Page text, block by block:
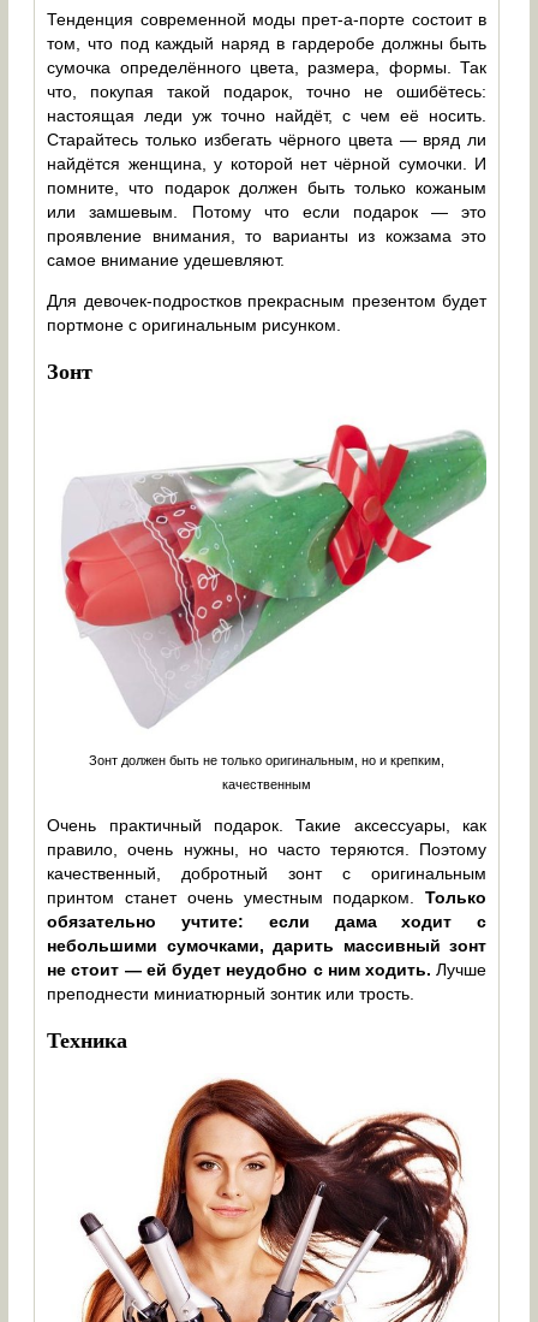
Тенденция современной моды прет-а-порте состоит в
том, что под каждый наряд в гардеробе должны быть
сумочка определённого цвета, размера, формы. Так
что, покупая такой подарок, точно не ошибётесь:
настоящая леди уж точно найдёт, с чем её носить.
Старайтесь только избегать чёрного цвета — вряд ли
найдётся женщина, у которой нет чёрной сумочки. И
помните, что подарок должен быть только кожаным
или замшевым. Потому что если подарок — это
проявление внимания, то варианты из кожзама это
самое внимание удешевляют.
Для девочек-подростков прекрасным презентом будет
портмоне с оригинальным рисунком.
Зонт
Зонт должен быть не только оригинальным, но и крепким,
качественным
Очень практичный подарок. Такие аксессуары, как
правило, очень нужны, но часто теряются. Поэтому
качественный, добротный зонт с оригинальным
принтом станет очень уместным подарком.Только
обязательно учтите: если дама ходит с
небольшими сумочками, дарить массивный зонт
не стоит — ей будет неудобно с ним ходить. Лучше
преподнести миниатюрный зонтик или трость.
Техника